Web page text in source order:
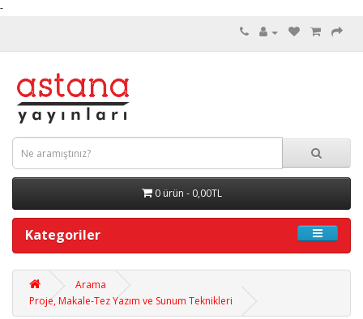
-
0 ürün - 0,00TL
Kategoriler
Arama
Proje, Makale-Tez Yazım ve Sunum Teknikleri